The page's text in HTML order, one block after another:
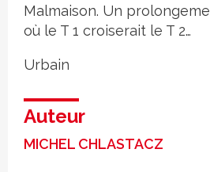
Malmaison. Un
où le T 1 croiserait le T 2…
Urbain
Auteur
MICHEL CHLASTACZ